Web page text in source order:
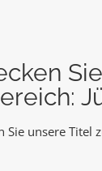
Sie unsere Titel